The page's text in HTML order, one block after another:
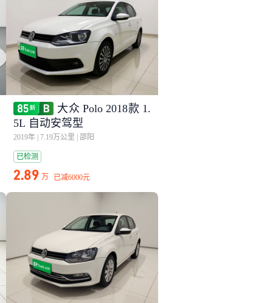
大众 Polo 2018款 1.
5L 自动安驾型
2019年 7.19万公里 邵阳
已检测
2.89 万 已减6000元